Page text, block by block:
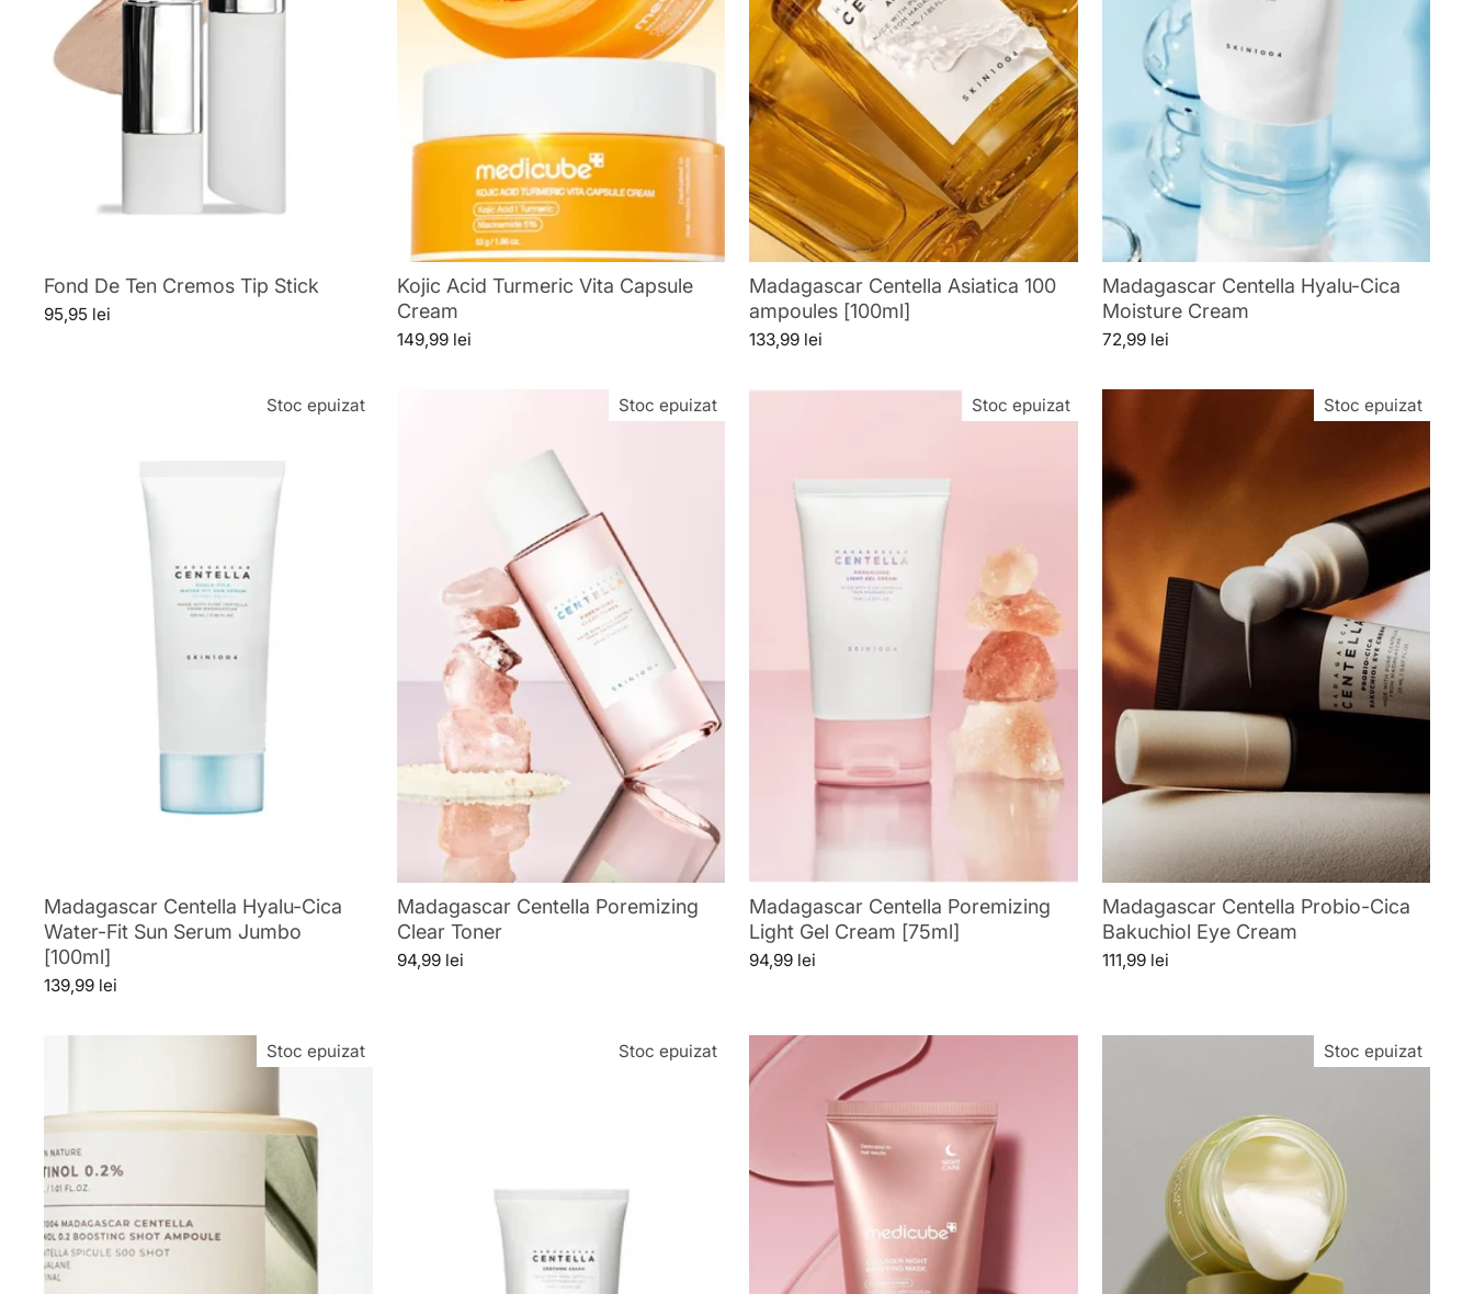
Fond De Ten Cremos Tip Stick
95,95 lei
Kojic Acid Turmeric Vita Capsule
Cream
149,99 lei
Madagascar Centella Asiatica 100
ampoules [100ml]
133,99 lei
Madagascar Centella Hyalu-Cica
Moisture Cream
72,99 lei
Stoc epuizat
Madagascar Centella Hyalu-Cica
Water-Fit Sun Serum Jumbo
[100ml]
139,99 lei
Stoc epuizat
Madagascar Centella Poremizing
Clear Toner
94,99 lei
Stoc epuizat
Madagascar Centella Poremizing
Light Gel Cream [75ml]
94,99 lei
Stoc epuizat
Madagascar Centella Probio-Cica
Bakuchiol Eye Cream
111,99 lei
Stoc epuizat Stoc epuizat Stoc epuizat